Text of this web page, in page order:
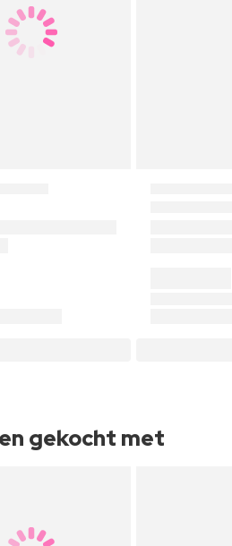
gekocht met